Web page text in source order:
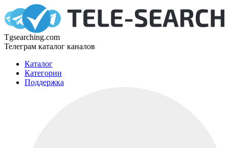
Tgsearching.com
Телеграм каталог каналов
Каталог
Категории
Поддержка